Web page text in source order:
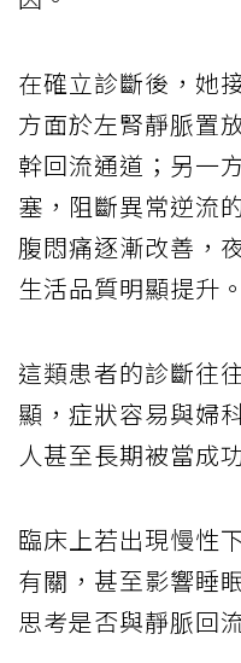
在確立診斷後，她
方面於左腎靜脈置
幹回流通道；另一
塞，阻斷異常逆流
腹悶痛逐漸改善，
生活品質明顯提升。
這類患者的診斷往
顯，症狀容易與婦
人甚至長期被當成
臨床上若出現慢性
有關，甚至影響睡
思考是否與靜脈回